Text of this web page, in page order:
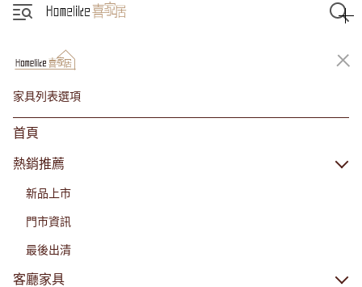
家具列表選項
首頁
熱銷推薦
新品上市
門市資訊
最後出清
客廳家具